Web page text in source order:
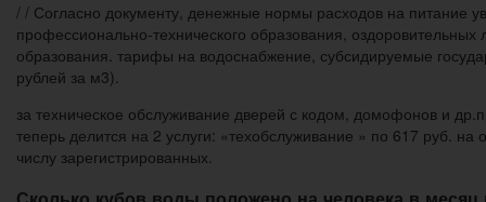
/ / Согласно документу, денежные нормы расходов на питание
профессионально-технического образования,
образования. тарифы на водоснабжение, субсидируемые
рублей за м3).
за техническое обслуживание дверей с кодом, домофонов и
теперь делится на 2 услуги: «техобслуживание » по 617 руб.
числу зарегистрированных.